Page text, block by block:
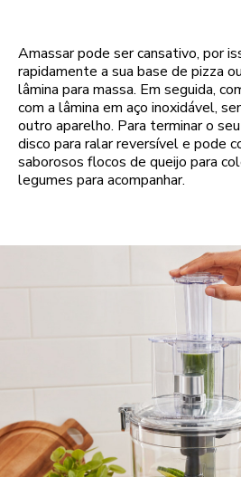
Amassar pode ser cansativo, por
rapidamente a sua base de pizza
lâmina para massa. Em seguida,
com a lâmina em aço inoxidável,
outro aparelho. Para terminar o
disco para ralar reversível e pode
saborosos flocos de queijo para
legumes para acompanhar.